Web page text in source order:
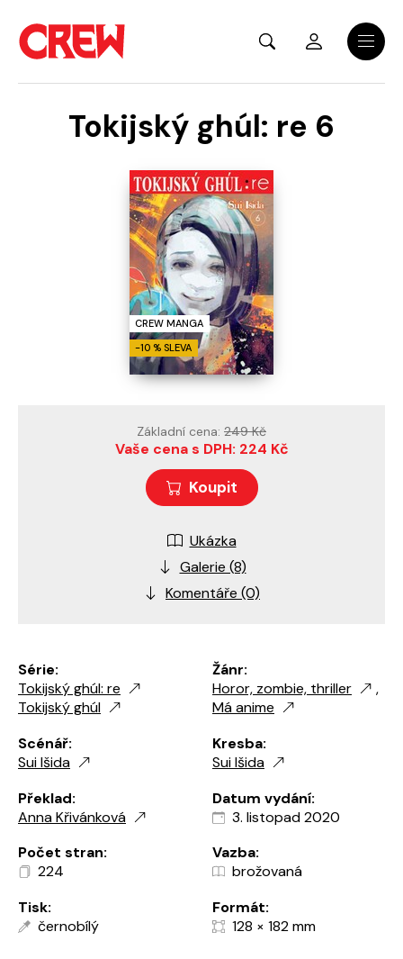
Menu
Tokijský ghúl: re 6
CREW MANGA
-10 % SLEVA
Série:
Tokijský ghúl: re
Tokijský ghúl
Žánr:
Horor, zombie, thriller
,
Má anime
Scénář:
Sui Išida
Kresba:
Sui Išida
Překlad:
Anna Křivánková
Datum vydání:
3. listopad 2020
Počet stran:
224
Vazba:
brožovaná
Tisk:
černobílý
Formát:
128 × 182 mm
Základní cena: 249 Kč
Vaše cena s DPH: 224 Kč
Koupit
Ukázka
Galerie (8)
Komentáře (0)